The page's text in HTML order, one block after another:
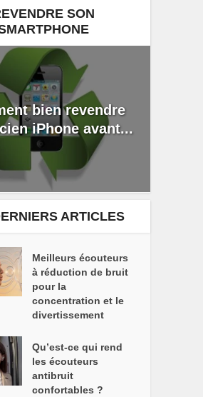
SON
bien revendre
iPhone avant...
ARTICLES
Meilleurs écouteurs
à réduction de bruit
pour la
concentration et le
divertissement
Qu’est-ce qui rend
les écouteurs
antibruit
confortables ?